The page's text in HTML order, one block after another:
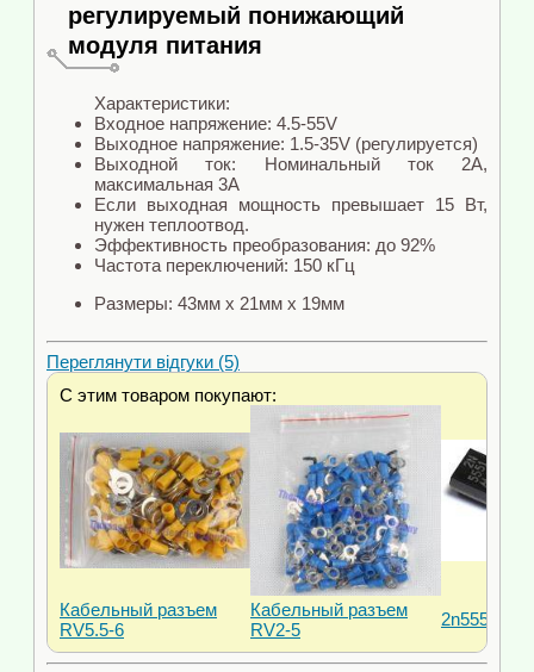
регулируемый понижающий
модуля питания
Характеристики:
Входное напряжение: 4.5-55V
Выходное напряжение: 1.5-35V (регулируется)
Выходной ток: Номинальный ток 2А,
максимальная 3А
Если выходная мощность превышает 15 Вт,
нужен теплоотвод.
Эффективность преобразования: до 92%
Частота переключений: 150 кГц
Размеры: 43мм x 21мм x 19мм
Переглянути відгуки (5)
С этим товаром покупают:
Кабельный разъем
RV5.5-6
Кабельный разъем
RV2-5
2n5551